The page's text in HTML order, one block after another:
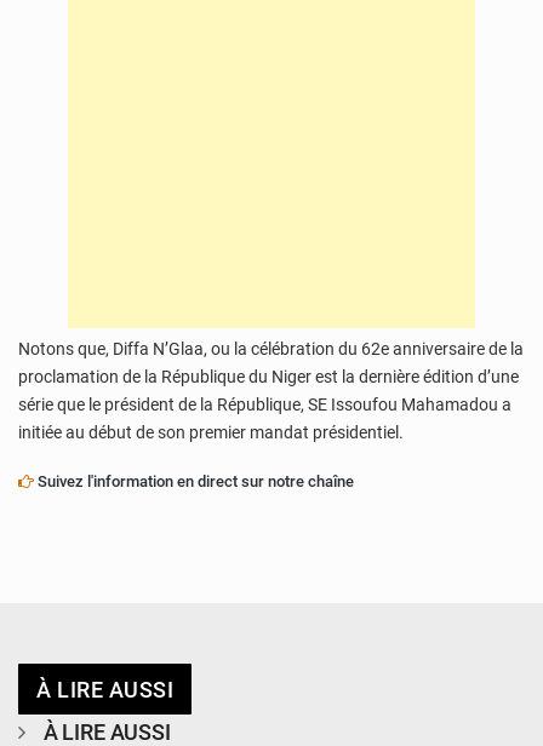
Notons que, Diffa N’Glaa, ou la célébration du 62e anniversaire de la
proclamation de la République du Niger est la dernière édition d’une
série que le président de la République, SE Issoufou Mahamadou a
initiée au début de son premier mandat présidentiel.
Suivez l'information en direct sur notre chaîne
À LIRE AUSSI
À LIRE AUSSI